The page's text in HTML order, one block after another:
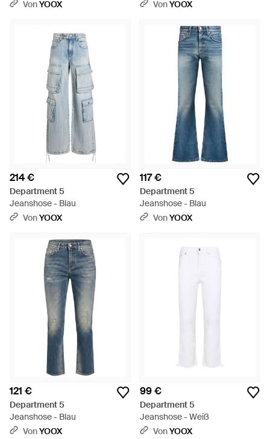
VonYOOX
VonYOOX
214 €
Department 5
Jeanshose - Blau
VonYOOX
117 €
Department 5
Jeanshose - Blau
VonYOOX
121 €
Department 5
Jeanshose - Blau
VonYOOX
99 €
Department 5
Jeanshose - Weiß
VonYOOX